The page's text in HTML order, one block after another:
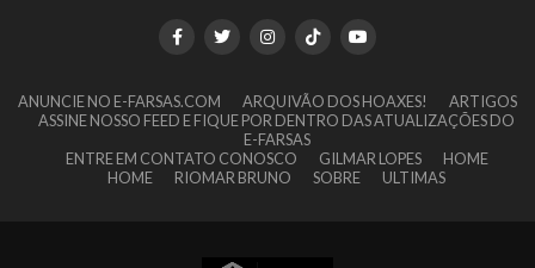
ANUNCIE NO E-FARSAS.COM ARQUIVÃO DOS HOAXES!
ARTIGOS
ASSINE NOSSO FEED E FIQUE POR DENTRO DAS ATUALIZAÇÕES DO
E-FARSAS
ENTRE EM CONTATO CONOSCO
GILMAR LOPES
HOME
HOME
RIOMAR BRUNO SOBRE ULTIMAS